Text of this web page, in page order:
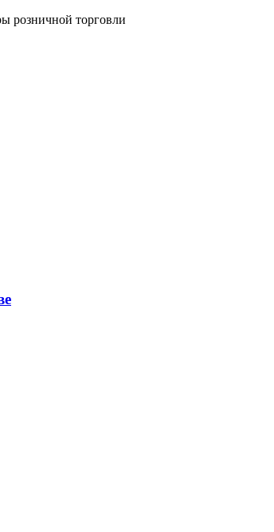
розничной торговли